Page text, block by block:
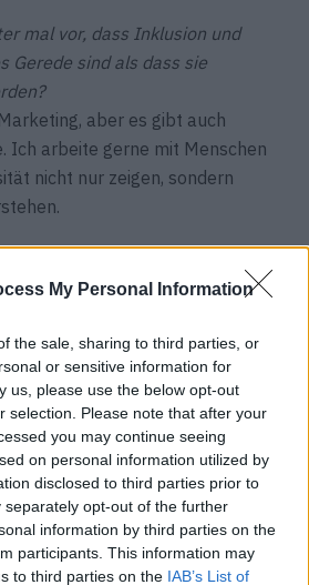
My Personal Information
the sale, sharing to third parties, or
or sensitive information for
us, please use the below opt-out
selection. Please note that after your
you may continue seeing
on personal information utilized by
disclosed to third parties prior to
separately opt-out of the further
information by third parties on the
participants. This information may
to third parties on the IAB’s List of
mal vor, dass Inklusion und
Gerede sind als dass sie
aber es gibt auch
Ich arbeite gerne mit Menschen
nicht nur zeigen, sondern
liebster Job?
Missoni Kampagne, die in Portofino
in deinem persönlichen Alltag?
meiner Stimmung, meiner
sogar meiner Haltung. Sie gibt
zu feiern.
persönlichen Stil beschreiben
Stück in deinem
aus elegant, verspielt und